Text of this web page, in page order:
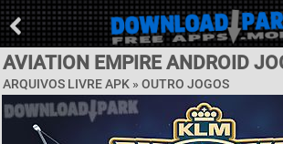
AVIATION EMPIRE ANDROID
ARQUIVOS LIVRE APK » OUTRO JOGOS